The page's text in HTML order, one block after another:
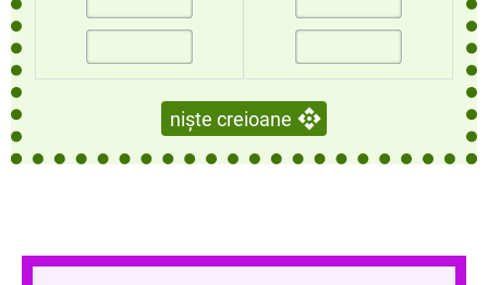
niște creioane